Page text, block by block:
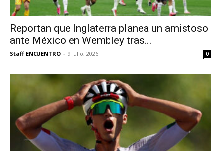
Reportan que Inglaterra planea un amistoso
ante México en Wembley tras...
Staff ENCUENTRO - 9 julio, 2026 0